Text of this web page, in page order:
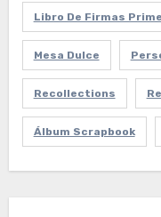
Libro De Firmas
Mesa Dulce
Recollections
Álbum Scrapbook